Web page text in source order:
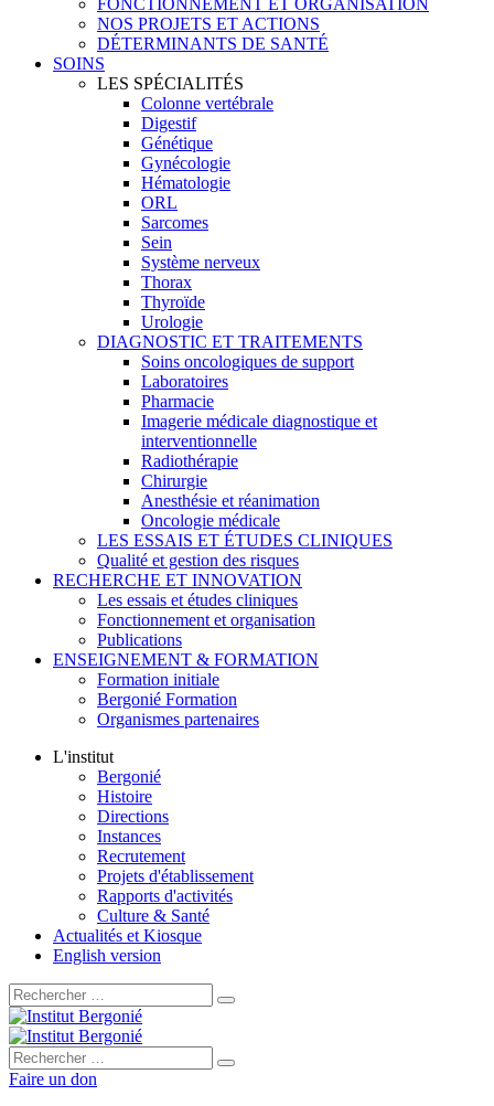
FONCTIONNEMENT ET ORGANISATION
NOS PROJETS ET ACTIONS
DÉTERMINANTS DE SANTÉ
SOINS
LES SPÉCIALITÉS
Colonne vertébrale
Digestif
Génétique
Gynécologie
Hématologie
ORL
Sarcomes
Sein
Système nerveux
Thorax
Thyroïde
Urologie
DIAGNOSTIC ET TRAITEMENTS
Soins oncologiques de support
Laboratoires
Pharmacie
Imagerie médicale diagnostique et
interventionnelle
Radiothérapie
Chirurgie
Anesthésie et réanimation
Oncologie médicale
LES ESSAIS ET ÉTUDES CLINIQUES
Qualité et gestion des risques
RECHERCHE ET INNOVATION
Les essais et études cliniques
Fonctionnement et organisation
Publications
ENSEIGNEMENT & FORMATION
Formation initiale
Bergonié Formation
Organismes partenaires
L'institut
Bergonié
Histoire
Directions
Instances
Recrutement
Projets d'établissement
Rapports d'activités
Culture & Santé
Actualités et Kiosque
English version
Rechercher :
Rechercher :
Faire un don